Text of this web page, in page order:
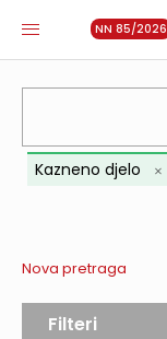
NN 85/2026
Kazneno djelo
Nova pretraga
Filteri